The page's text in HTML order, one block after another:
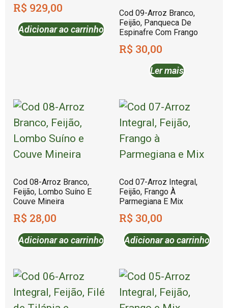
R$ 929,00
Adicionar ao carrinho
Cod 09-Arroz Branco,
Feijão, Panqueca De
Espinafre Com Frango
R$ 30,00
Ler mais
Cod 08-Arroz Branco,
Feijão, Lombo Suíno E
Couve Mineira
R$ 28,00
Adicionar ao carrinho
Cod 07-Arroz Integral,
Feijão, Frango À
Parmegiana E Mix
R$ 30,00
Adicionar ao carrinho